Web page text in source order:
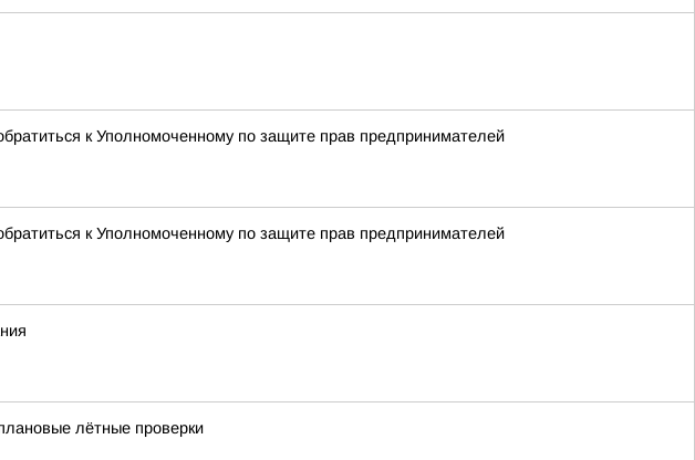
к Уполномоченному по защите прав предпринимателей
к Уполномоченному по защите прав предпринимателей
лётные проверки